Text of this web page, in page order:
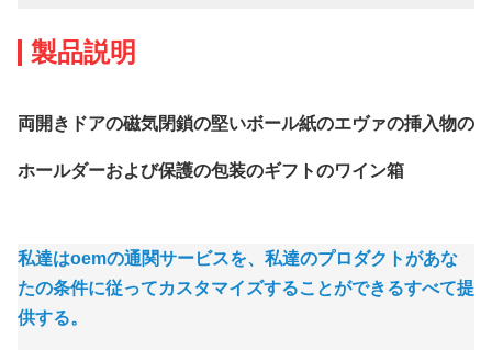
製品説明
両開きドアの磁気閉鎖の堅いボール紙のエヴァの挿入物の
ホールダーおよび保護の包装のギフトのワイン箱
私達はoemの通関サービスを、私達のプロダクトがあな
たの条件に従ってカスタマイズすることができるすべて提
供する。